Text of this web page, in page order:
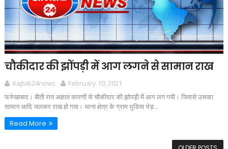
चौकीदार की झोंपड़ी में आग लगने से सामान राख
Aajtak24news
February 10, 2021
फर्रुखाबाद। बीती रात अज्ञात कारणों से चौकीदार की झोपड़ी में आग लग गयी। जिससे उसका
सामान आदि जलकर राख हो गया। थाना क्षेत्र के ग्राम भुडिया भेड़...
Read More